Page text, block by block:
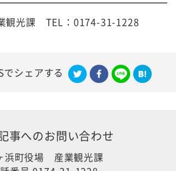
観光課 TEL：0174-31-1228
でシェアする
事へのお問い合わせ
浜町役場 産業観光課